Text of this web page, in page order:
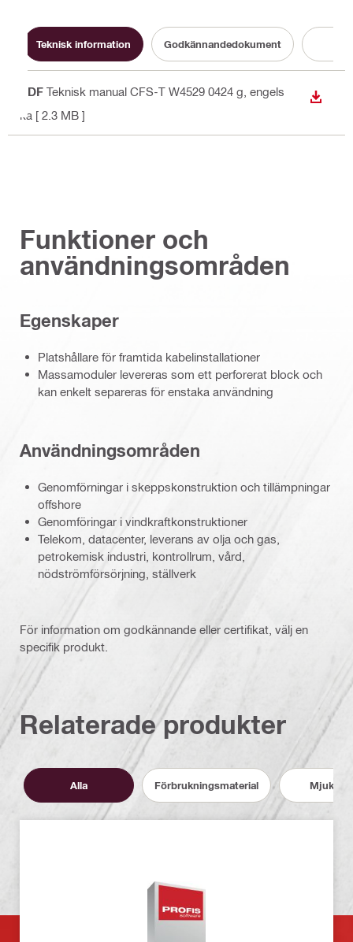
Teknisk information Godkännandedokument
PDF Teknisk manual CFS-T W4529 0424 g , engels
ka [ 2.3 MB ]
LADDA
Funktioner och
användningsområden
Egenskaper
Platshållare för framtida kabelinstallationer
Massamoduler levereras som ett perforerat block och
kan enkelt separeras för enstaka användning
Användningsområden
Genomförningar i skeppskonstruktion och tillämpningar
offshore
Genomföringar i vindkraftkonstruktioner
Telekom, datacenter, leverans av olja och gas,
petrokemisk industri, kontrollrum, vård,
nödströmförsörjning, ställverk
För information om godkännande eller certifikat, välj en
specifik produkt.
Relaterade produkter
Alla Förbrukningsmaterial